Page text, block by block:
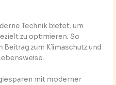
Technik bietet, um
zu optimieren. So
zum Klimaschutz und
mit moderner